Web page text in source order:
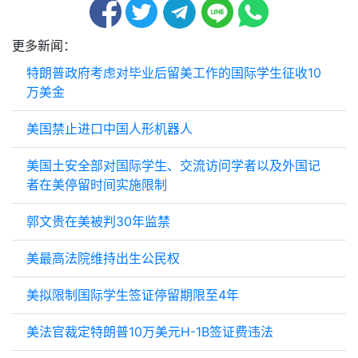
更多新闻：
特朗普政府考虑对毕业后留美工作的国际学生征收10
万美金
美国禁止进口中国人形机器人
美国土安全部对国际学生、交流访问学者以及外国记
者在美停留时间实施限制
郭文贵在美被判30年监禁
美最高法院维持出生公民权
美拟限制国际学生签证停留期限至4年
美法官裁定特朗普10万美元H-1B签证费违法